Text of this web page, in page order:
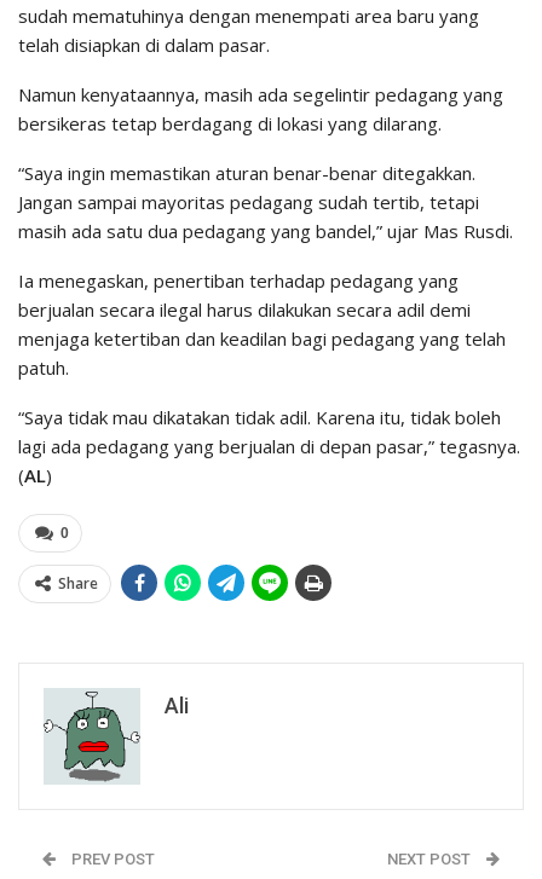
sudah mematuhinya dengan menempati area baru yang
telah disiapkan di dalam pasar.
Namun kenyataannya, masih ada segelintir pedagang yang
bersikeras tetap berdagang di lokasi yang dilarang.
“Saya ingin memastikan aturan benar-benar ditegakkan.
Jangan sampai mayoritas pedagang sudah tertib, tetapi
masih ada satu dua pedagang yang bandel,” ujar Mas Rusdi.
Ia menegaskan, penertiban terhadap pedagang yang
berjualan secara ilegal harus dilakukan secara adil demi
menjaga ketertiban dan keadilan bagi pedagang yang telah
patuh.
“Saya tidak mau dikatakan tidak adil. Karena itu, tidak boleh
lagi ada pedagang yang berjualan di depan pasar,” tegasnya.
(AL)
0
Share
Ali
PREV POST NEXT POST